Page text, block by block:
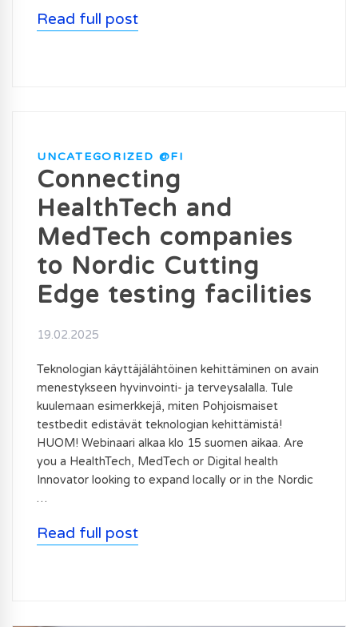
Read full post
UNCATEGORIZED @FI
Connecting
HealthTech and
MedTech companies
to Nordic Cutting
Edge testing facilities
19.02.2025
Teknologian käyttäjälähtöinen kehittäminen on avain
menestykseen hyvinvointi- ja terveysalalla. Tule
kuulemaan esimerkkejä, miten Pohjoismaiset
testbedit edistävät teknologian kehittämistä!
HUOM! Webinaari alkaa klo 15 suomen aikaa. Are
you a HealthTech, MedTech or Digital health
Innovator looking to expand locally or in the Nordic
…
Read full post